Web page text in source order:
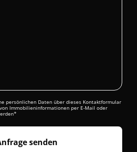
persönlichen Daten über dieses Kontaktformular
Immobilieninformationen per E-Mail oder
senden